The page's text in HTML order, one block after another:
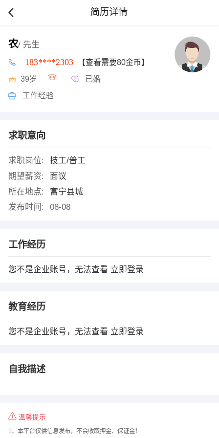
简历详情
农/ 先生
183****2303 【查看需要80金币】
39岁 已婚
工作经验
求职意向
求职岗位:
技工/普工
期望薪资:
面议
所在地点:
富宁县城
发布时间:
08-08
工作经历
您不是企业账号，无法查看 立即登录
教育经历
您不是企业账号，无法查看 立即登录
自我描述
温馨提示
1、本平台仅供信息发布，不会收取押金、保证金！